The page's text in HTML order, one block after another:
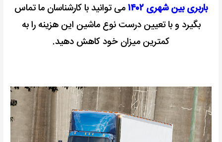
باربری بین شهری ۱۴۰۲
می توانید با کارشناسان ما تماس
بگیرد و با تعیین درست نوع ماشین این هزینه را به
کمترین میزان خود کاهش دهید.